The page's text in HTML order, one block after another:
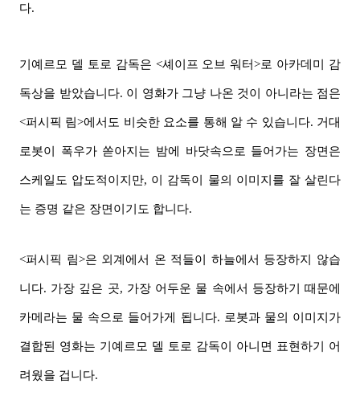
다.
기예르모 델 토로 감독은 <셰이프 오브 워터>로 아카데미 감
독상을 받았습니다. 이 영화가 그냥 나온 것이 아니라는 점은
<퍼시픽 림>에서도 비슷한 요소를 통해 알 수 있습니다. 거대
로봇이 폭우가 쏟아지는 밤에 바닷속으로 들어가는 장면은
스케일도 압도적이지만, 이 감독이 물의 이미지를 잘 살린다
는 증명 같은 장면이기도 합니다.
<퍼시픽 림>은 외계에서 온 적들이 하늘에서 등장하지 않습
니다. 가장 깊은 곳, 가장 어두운 물 속에서 등장하기 때문에
카메라는 물 속으로 들어가게 됩니다. 로봇과 물의 이미지가
결합된 영화는 기예르모 델 토로 감독이 아니면 표현하기 어
려웠을 겁니다.